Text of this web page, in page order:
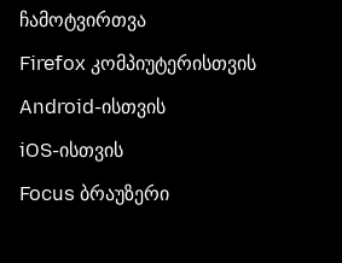
ჩამოტვირთვა
Firefox კომპიუტერისთვის
Android-ისთვის
iOS-ისთვის
Focus ბრაუზერი